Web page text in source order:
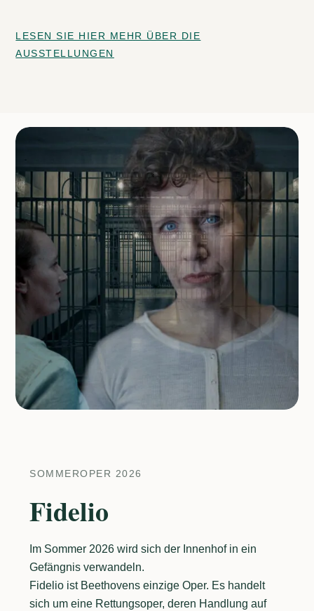
LESEN SIE HIER MEHR ÜBER DIE
AUSSTELLUNGEN
SOMMEROPER 2026
Fidelio
Im Sommer 2026 wird sich der Innenhof in ein
Gefängnis verwandeln.
Fidelio ist Beethovens einzige Oper. Es handelt
sich um eine Rettungsoper, deren Handlung auf